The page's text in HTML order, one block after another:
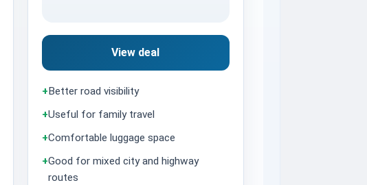
View deal
+Better road visibility
+Useful for family travel
+Comfortable luggage space
+Good for mixed city and highway
routes